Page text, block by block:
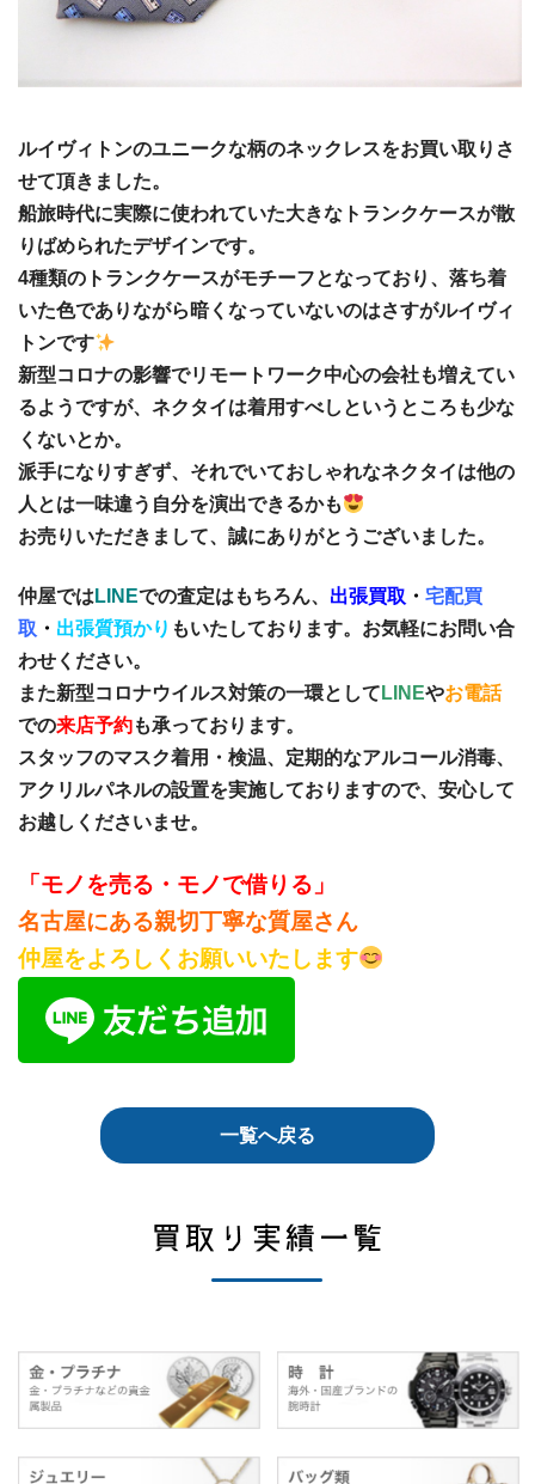
ルイヴィトンのユニークな柄のネックレスをお買い取りさ
せて頂きました。
船旅時代に実際に使われていた大きなトランクケースが散
りばめられたデザインです。
4種類のトランクケースがモチーフとなっており、落ち着
いた色でありながら暗くなっていないのはさすがルイヴィ
トンです
新型コロナの影響でリモートワーク中心の会社も増えてい
るようですが、ネクタイは着用すべしというところも少な
くないとか。
派手になりすぎず、それでいておしゃれなネクタイは他の
人とは一味違う自分を演出できるかも
お売りいただきまして、誠にありがとうございました。
仲屋では LINEでの査定はもちろん、 出張買取 ・ 宅配買
取 ・ 出張質預かり もいたしております。お気軽にお問い合
わせください。
また新型コロナウイルス対策の一環として LINEやお電話
での来店予約も承っております。
スタッフのマスク着用・検温、定期的なアルコール消毒、
アクリルパネルの設置を実施しておりますので、安心して
お越しくださいませ。
「モノを売る・モノで借りる」
名古屋にある親切丁寧な質屋さん
仲屋をよろしくお願いいたします
一覧へ戻る